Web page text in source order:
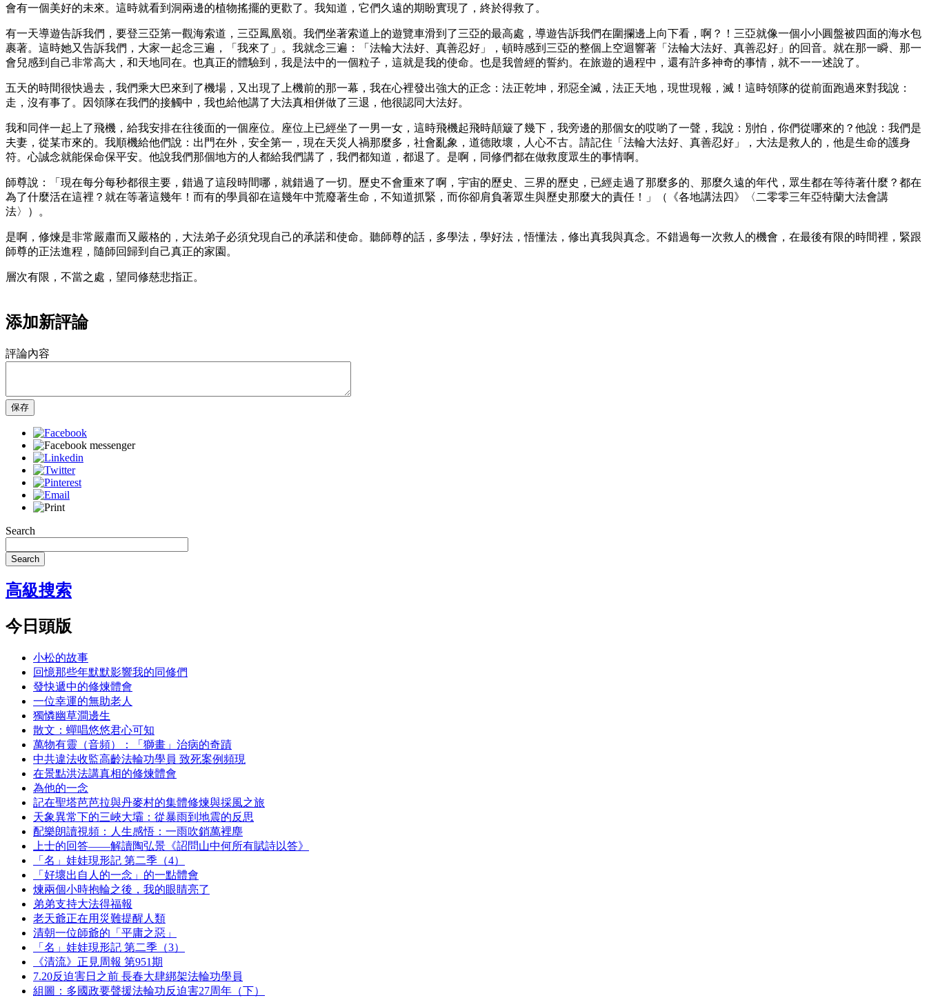
會有一個美好的未來。這時就看到洞兩邊的植物搖擺的更歡了。我知道，它們久遠的期盼實現了，終於得救了。
有一天導遊告訴我們，要登三亞第一觀海索道，三亞鳳凰嶺。我們坐著索道上的遊覽車滑到了三亞的最高處，導遊告訴我們在圍攔邊上向下看，啊？！三亞就像一個小小圓盤被四面的海水包
裹著。這時她又告訴我們，大家一起念三遍，「我來了」。我就念三遍：「法輪大法好、真善忍好」，頓時感到三亞的整個上空迴響著「法輪大法好、真善忍好」的回音。就在那一瞬、那一
會兒感到自己非常高大，和天地同在。也真正的體驗到，我是法中的一個粒子，這就是我的使命。也是我曾經的誓約。在旅遊的過程中，還有許多神奇的事情，就不一一述說了。
五天的時間很快過去，我們乘大巴來到了機場，又出現了上機前的那一幕，我在心裡發出強大的正念：法正乾坤，邪惡全滅，法正天地，現世現報，滅！這時領隊的從前面跑過來對我說：
走，沒有事了。因領隊在我們的接觸中，我也給他講了大法真相併做了三退，他很認同大法好。
我和同伴一起上了飛機，給我安排在往後面的一個座位。座位上已經坐了一男一女，這時飛機起飛時顛簸了幾下，我旁邊的那個女的哎喲了一聲，我說：別怕，你們從哪來的？他說：我們是
夫妻，從某市來的。我順機給他們說：出門在外，安全第一，現在天災人禍那麼多，社會亂象，道德敗壞，人心不古。請記住「法輪大法好、真善忍好」，大法是救人的，他是生命的護身
符。心誠念就能保命保平安。他說我們那個地方的人都給我們講了，我們都知道，都退了。是啊，同修們都在做救度眾生的事情啊。
師尊說：「現在每分每秒都很主要，錯過了這段時間哪，就錯過了一切。歷史不會重來了啊，宇宙的歷史、三界的歷史，已經走過了那麼多的、那麼久遠的年代，眾生都在等待著什麼？都在
為了什麼活在這裡？就在等著這幾年！而有的學員卻在這幾年中荒廢著生命，不知道抓緊，而你卻肩負著眾生與歷史那麼大的責任！」（《各地講法四》〈二零零三年亞特蘭大法會講
法〉）。
是啊，修煉是非常嚴肅而又嚴格的，大法弟子必須兌現自己的承諾和使命。聽師尊的話，多學法，學好法，悟懂法，修出真我與真念。不錯過每一次救人的機會，在最後有限的時間裡，緊跟
師尊的正法進程，隨師回歸到自己真正的家園。
層次有限，不當之處，望同修慈悲指正。
添加新評論
評論內容
保存
Search
Search
高級搜索
今日頭版
小松的故事
回憶那些年默默影響我的同修們
發快遞中的修煉體會
一位幸運的無助老人
獨憐幽草澗邊生
散文：蟬唱悠悠君心可知
萬物有靈（音頻）：「獅畫」治病的奇蹟
中共違法收監高齡法輪功學員 致死案例頻現
在景點洪法講真相的修煉體會
為他的一念
記在聖塔芭芭拉與丹麥村的集體修煉與採風之旅
天象異常下的三峽大壩：從暴雨到地震的反思
配樂朗讀視頻：人生感悟：一雨吹銷萬裡塵
上士的回答——解讀陶弘景《詔問山中何所有賦詩以答》
「名」娃娃現形記 第二季（4）
「好壞出自人的一念」的一點體會
煉兩個小時抱輪之後，我的眼睛亮了
弟弟支持大法得福報
老天爺正在用災難提醒人類
清朝一位師爺的「平庸之惡」
「名」娃娃現形記 第二季（3）
《清流》正見周報 第951期
7.20反迫害日之前 長春大肆綁架法輪功學員
組圖：多國政要聲援法輪功反迫害27周年（下）